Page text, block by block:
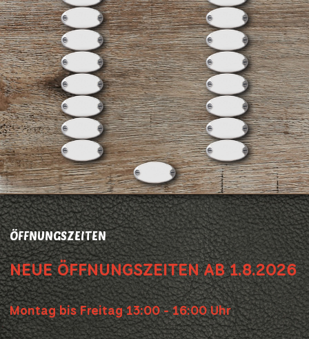
ÖFFNUNGSZEITEN
NEUE ÖFFNUNGSZEITEN AB 1.8.2026
Montag bis Freitag 13:00 - 16:00 Uhr